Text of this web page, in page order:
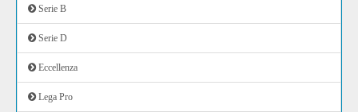
Serie B
Serie D
Eccellenza
Lega Pro